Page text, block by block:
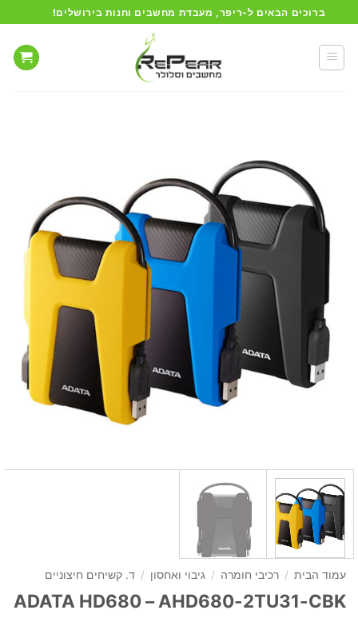
to
content
ברוכים הבאים ל-ריפר, מעבדת מחשבים וחנות בירושלים!
עמוד הבית / רכיבי חומרה / גיבוי ואחסון / ד. קשיחים חיצוניים
ADATA HD680 – AHD680-2TU31-CBK